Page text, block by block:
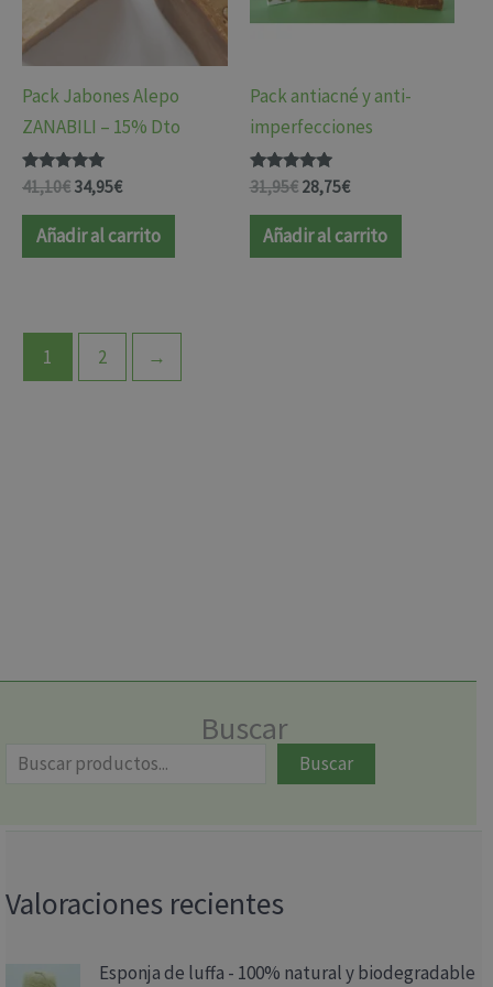
Pack Jabones Alepo
ZANABILI – 15% Dto
Valorado
con
5.00
de 5
41,10€ 34,95€
Añadir al carrito
Pack antiacné y anti-
imperfecciones
Valorado
con
4.88
de 5
31,95€ 28,75€
Añadir al carrito
1 2 →
Buscar
Buscar
Valoraciones recientes
Esponja de luffa - 100% natural y biodegradable